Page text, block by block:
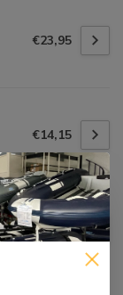
€23,95
€14,15
€19,35